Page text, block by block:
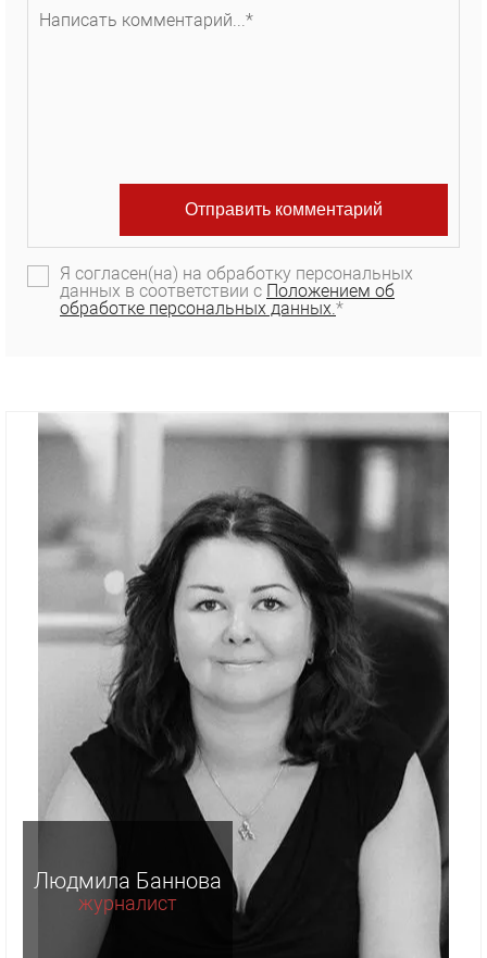
Я согласен(на) на обработку персональных
данных в соответствии с Положением об
обработке персональных данных.*
Людмила Баннова
журналист